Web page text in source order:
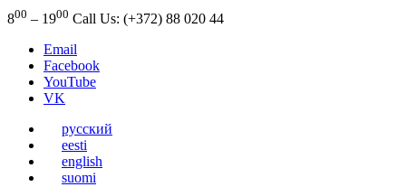
800 – 1900 Call Us: (+372) 88 020 44
Email
Facebook
YouTube
VK
русский
eesti
english
suomi